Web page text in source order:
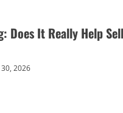
Does It Really Help
30, 2026